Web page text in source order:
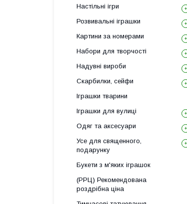
Настільні ігри
Розвивальні іграшки
Картини за номерами
Набори для творчості
Надувні вироби
Скарбилки, сейфи
Іграшки тварини
Іграшки для вулиці
Одяг та аксесуари
Усе для священного,
подарунку
Букети з м'яких іграшок
(РРЦ) Рекомендована
роздрібна ціна